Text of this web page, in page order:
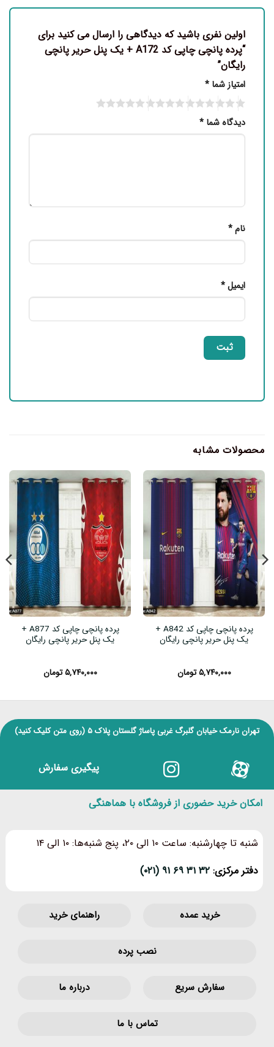
اولین نفری باشید که دیدگاهی را ارسال می کنید برای
“پرده پانچی چاپی کد A172 + یک پنل حریر پانچی
رایگان”
امتیاز شما *
دیدگاه شما *
نام*
ایمیل*
محصولات مشابه
پرده پانچی چاپی کد A842 +
یک پنل حریر پانچی رایگان
۵,۷۴۰,۰۰۰ تومان
پرده پانچی چاپی کد A877 +
یک پنل حریر پانچی رایگان
۵,۷۴۰,۰۰۰ تومان
تهران نارمک خیابان گلبرگ غربی پاساژ گلستان پلاک ۵ (روی متن کلیک کنید)
پیگیری سفارش
امکان خرید حضوری از فروشگاه با هماهنگی
شنبه تا چهارشنبه: ساعت ۱۰ الی ۲۰، پنج شنبه‌ها: ۱۰ الی ۱۴
دفتر مرکزی: ۳۲ ۳۱ ۶۹ ۹۱ (۰۲۱)
خرید عمده راهنمای خرید
نصب پرده
سفارش سریع درباره ما
تماس با ما